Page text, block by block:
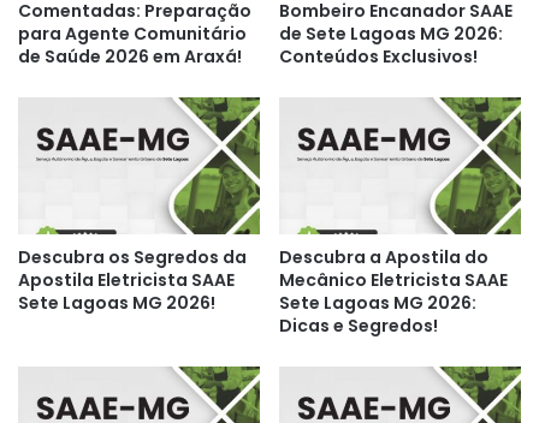
Comentadas: Preparação
para Agente Comunitário
de Saúde 2026 em Araxá!
Bombeiro Encanador SAAE
de Sete Lagoas MG 2026:
Conteúdos Exclusivos!
Descubra os Segredos da
Apostila Eletricista SAAE
Sete Lagoas MG 2026!
Descubra a Apostila do
Mecânico Eletricista SAAE
Sete Lagoas MG 2026:
Dicas e Segredos!